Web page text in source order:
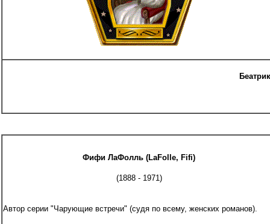
Фифи ЛаФолль (LaFolle, Fifi)
(1888 - 1971)
Автор серии "Чарующие встречи" (судя по всему, женских романов).